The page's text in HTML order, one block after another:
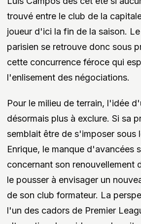
trouvé entre le club de la
joueur d'ici la fin de la saison.
parisien se retrouve donc sous
cette concurrence féroce qui
l'enlisement des négociations.
Pour le milieu de terrain, l'idée
désormais plus à exclure. Si sa
semblait être de s'imposer sous
Enrique, le manque d'avancées
concernant son renouvellement
le pousser à envisager un
de son club formateur. La
l'un des cadors de Premier